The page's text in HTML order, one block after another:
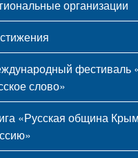
организации
фестиваль
слово»
«Русская община